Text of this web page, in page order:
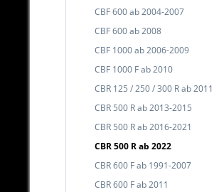
CBF 600 ab 2004-2007
CBF 600 ab 2008
CBF 1000 ab 2006-2009
CBF 1000 F ab 2010
CBR 125 / 250 / 300 R ab 2011
CBR 500 R ab 2013-2015
CBR 500 R ab 2016-2021
CBR 500 R ab 2022
CBR 600 F ab 1991-2007
CBR 600 F ab 2011